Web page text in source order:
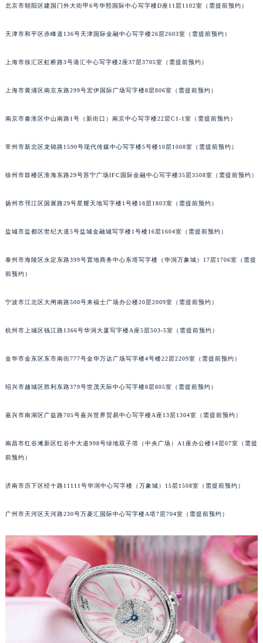
北京市朝阳区建国门外大街甲6号华熙国际中心写字楼D座11层1102室（需提前预约）
天津市和平区赤峰道136号天津国际金融中心写字楼26层2603室（需提前预约）
上海市徐汇区虹桥路3号港汇中心写字楼2座37层3705室（需提前预约）
上海市黄浦区南京东路299号宏伊国际广场写字楼8层806室（需提前预约）
南京市秦淮区中山南路1号（新街口）南京中心写字楼22层C1-1室（需提前预约）
常州市新北区龙锦路1590号现代传媒中心写字楼5号楼10层1008室（需提前预约）
徐州市鼓楼区淮海东路29号苏宁广场IFC国际金融中心写字楼35层3508室（需提前预约）
扬州市邗江区国展路29号星耀天地写字楼1号楼18层1803室（需提前预约）
盐城市盐都区世纪大道5号盐城金融城写字楼1号楼16层1604室（需提前预约）
泰州市海陵区永定东路399号置地商务中心东塔写字楼（华润万象城）17层1706室（需提
前预约）
宁波市江北区大闸南路500号来福士广场办公楼20层2009室（需提前预约）
杭州市上城区钱江路1366号华润大厦写字楼A座5层503-5室（需提前预约）
金华市金东区东市南街777号金华万达广场写字楼4号楼22层2209室（需提前预约）
绍兴市越城区胜利东路379号世茂天际中心写字楼8层805室（需提前预约）
嘉兴市南湖区广益路705号嘉兴世界贸易中心写字楼A座13层1304室（需提前预约）
南昌市红谷滩新区红谷中大道998号绿地双子塔（中央广场）A1座办公楼14层07室（需提
前预约）
济南市历下区经十路11111号华润中心写字楼（万象城）15层1508室（需提前预约）
广州市天河区天河路230号万菱汇国际中心写字楼A塔7层704室（需提前预约）